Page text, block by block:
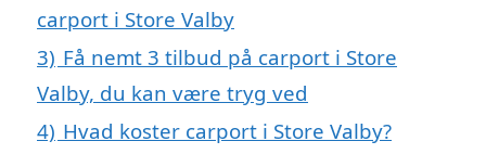
carport i Store Valby
3) Få nemt 3 tilbud på carport i Store
Valby, du kan være tryg ved
4) Hvad koster carport i Store Valby?